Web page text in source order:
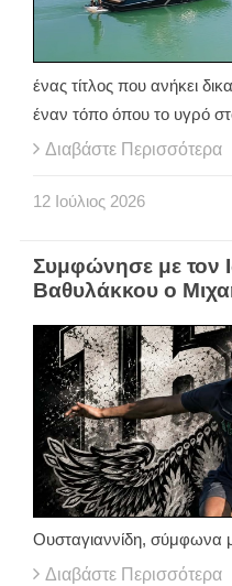
ένας τίτλος που ανήκει
έναν τόπο όπου το υγρό
Διαβάστε Περισσότερα
12 Ιούλιος 2026
Συμφώνησε με τον
Βαθυλάκκου ο
Ουσταγιαννίδη, σύμφωνα
Διαβάστε Περισσότερα